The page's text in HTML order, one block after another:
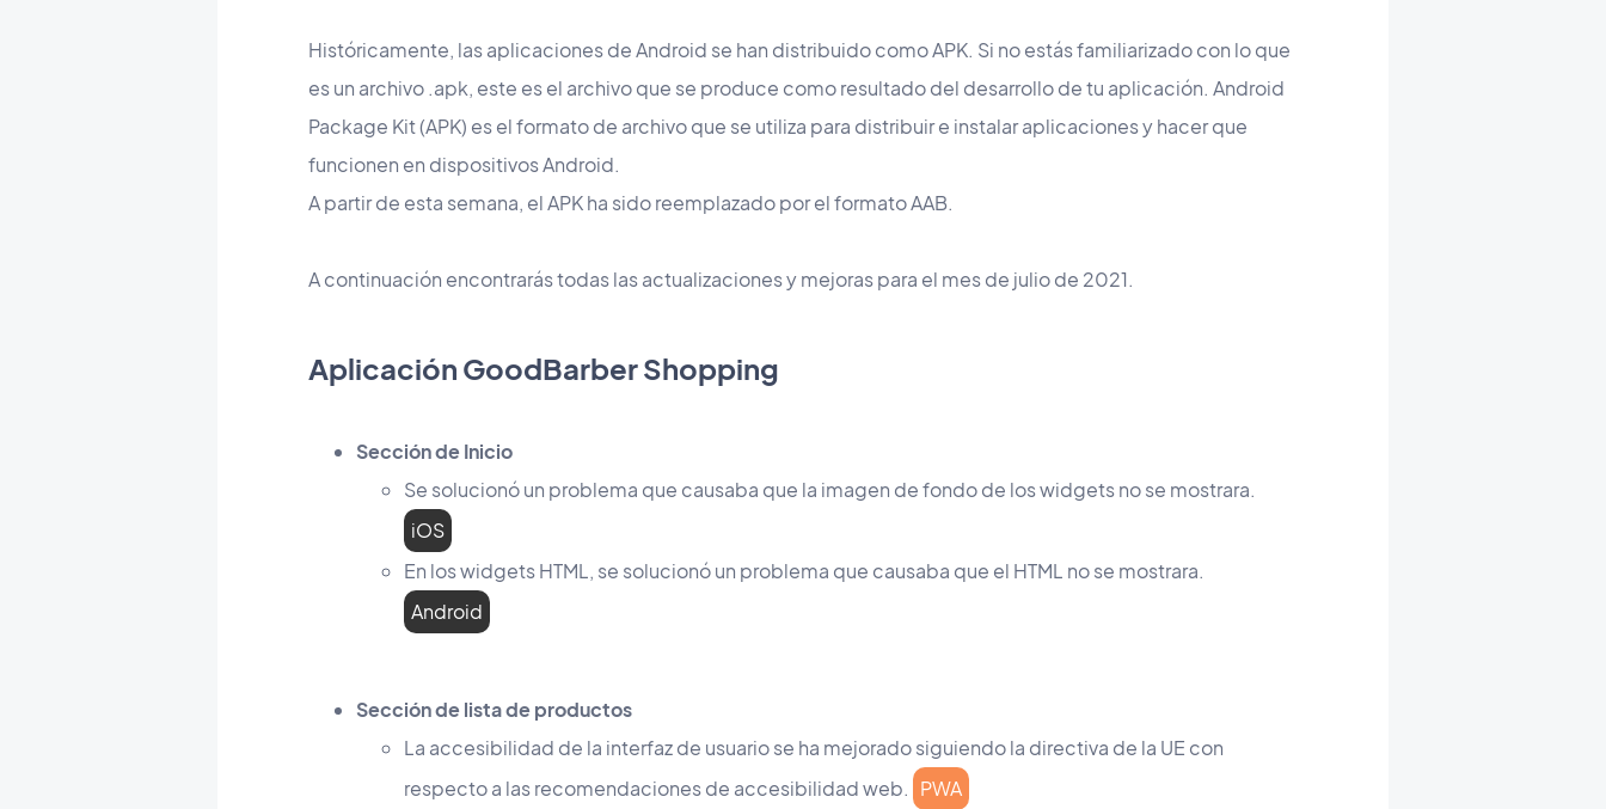
Históricamente, las aplicaciones de Android se han distribuido como APK. Si no estás familiarizado con lo que
es un archivo .apk, este es el archivo que se produce como resultado del desarrollo de tu aplicación. Android
Package Kit (APK) es el formato de archivo que se utiliza para distribuir e instalar aplicaciones y hacer que
funcionen en dispositivos Android.
A partir de esta semana, el APK ha sido reemplazado por el formato AAB.
A continuación encontrarás todas las actualizaciones y mejoras para el mes de julio de 2021.
​Aplicación GoodBarber Shopping
Sección de Inicio
Se solucionó un problema que causaba que la imagen de fondo de los widgets no se mostrara.
iOS
En los widgets HTML, se solucionó un problema que causaba que el HTML no se mostrara.
Android
Sección de lista de productos
La accesibilidad de la interfaz de usuario se ha mejorado siguiendo la directiva de la UE con
respecto a las recomendaciones de accesibilidad web. PWA